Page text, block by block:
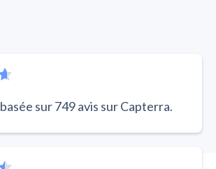
basée sur 749 avis sur Capterra.